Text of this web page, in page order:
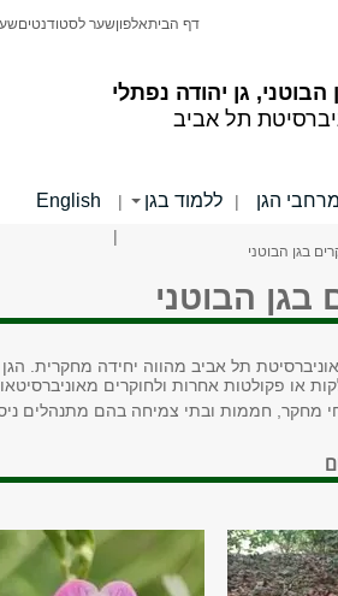
הבוטני, גן יהודה נפתלי
תל אביב
דף הביתאלפוןשער לסטודנטים
מרחבי הגן | ללמוד בגן
|
|
English
בגן הבוטני
בגן הבוטני
אוניברסיטת תל אביב מהווה יחידה מחקרית.
או פקולטות אחרות ולחוקרים
מחקר, חממות ובתי צמיחה בהם מתנהלים